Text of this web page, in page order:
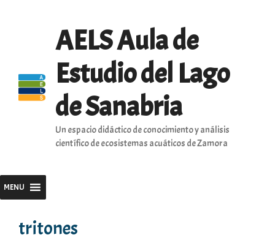
AELS Aula de
Estudio del Lago
de Sanabria
Un espacio didáctico de conocimiento y análisis
científico de ecosistemas acuáticos de Zamora
MENU
tritones